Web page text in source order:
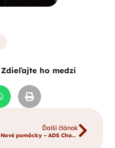
Zdieľajte ho medzi
Ďalší článok
Nové pomôcky – ADS Charitas Dolný Kubín